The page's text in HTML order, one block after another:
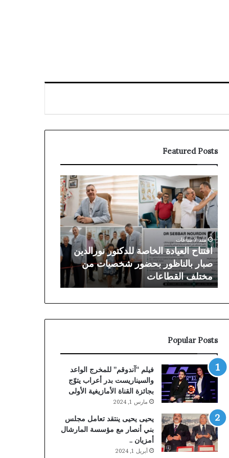
Featured Posts
افتتاح
العيادة
الخاصة
للدكتور
نورالدين
صبار
بالناظور
بحضور
شخصيات
من
مختلف
منذ 7 ساعات
افتتاح العيادة الخاصة للدكتور نورالدين
صبار بالناظور بحضور شخصيات من
مختلف القطاعات
توقيف
الملقب
بـ”الناظوري”
في
بعد
سنوات
من
البلجيكية
Popular Posts
فيلم “آندوقم” للمخرج الواعد
والسيناريست بدر أعراب يتوّج
بجائزة القناة الأمازيغية الأولى
مارس 1, 2024
يحيى يحيى ينتقد تعامل مجلس
بني أنصار مع مؤسسة المارشال
أمزيان ..
أبريل 1, 2024